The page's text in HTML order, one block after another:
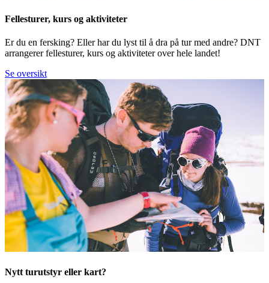
Fellesturer, kurs og aktiviteter
Er du en fersking? Eller har du lyst til å dra på tur med andre? DNT
arrangerer fellesturer, kurs og aktiviteter over hele landet!
Se oversikt
Nytt turutstyr eller kart?